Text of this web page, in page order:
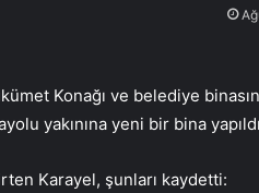
Konağı ve belediye
yakınına yeni bir bina
Karayel, şunları kaydetti: